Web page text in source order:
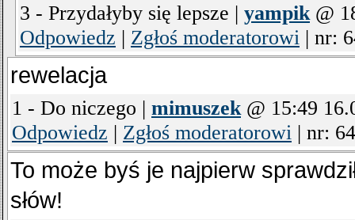
3 - Przydałyby się lepsze | yampik@
Odpowiedz | Zgłoś moderatorowi | nr:
rewelacja
1 - Do niczego | mimuszek@ 15:49
Odpowiedz | Zgłoś moderatorowi | nr:
To może byś je najpierw
słów!